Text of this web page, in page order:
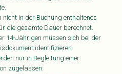
in der Buchung enthaltenes
die gesamte Dauer berechnet.
14-Jährigen müssen sich bei der
identifizieren.
nur in Begleitung einer
zugelassen.